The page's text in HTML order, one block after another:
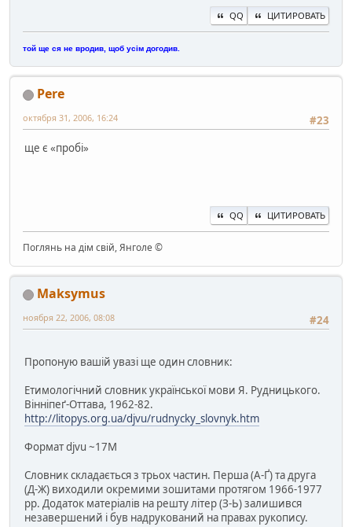
QQ ЦИТИРОВАТЬ
той ще ся не вродив, щоб усім догодив.
Pere
#23
октября 31, 2006, 16:24
ще є «пробі»
QQ ЦИТИРОВАТЬ
Поглянь на дім свій, Янголе ©
Maksymus
#24
ноября 22, 2006, 08:08
Пропоную вашій увазі ще один словник:
Етимологічний словник української мови Я. Рудницького.
Вінніпеґ-Оттава, 1962-82.
http://litopys.org.ua/djvu/rudnycky_slovnyk.htm
Формат djvu ~17M
Словник складається з трьох частин. Перша (А-Ґ) та друга
(Д-Ж) виходили окремими зошитами протягом 1966-1977
рр. Додаток матеріалів на решту літер (З-Ь) залишився
незавершений і був надрукований на правах рукопису.